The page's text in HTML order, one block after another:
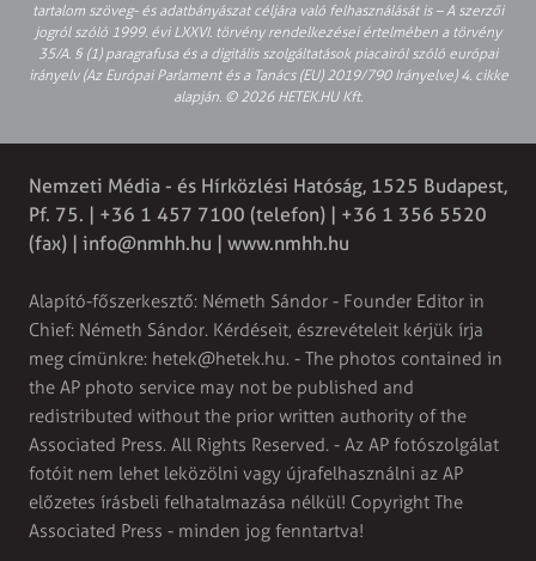
tartalom szöveg- és adatbányászat céljára való felhasználását is – A szerzői
jogról szóló 1999. évi LXXVI. törvény rendelkezései értelmében a törvény
35/A. § (1) paragrafusa és a digitális szolgáltatások piacairól szóló európai
irányelv (Az Európai Parlament és a Tanács (EU) 2019/790 Irányelve) 4. cikke
alapján. © 2026 HETEK.HU Kft.
Nemzeti Média - és Hírközlési Hatóság, 1525 Budapest,
Pf. 75. | +36 1 457 7100 (telefon) | +36 1 356 5520
(fax) | info@nmhh.hu | www.nmhh.hu
Alapító-főszerkesztő: Németh Sándor - Founder Editor in
Chief: Németh Sándor. Kérdéseit, észrevételeit kérjük írja
meg címünkre: hetek@hetek.hu. - The photos contained in
the AP photo service may not be published and
redistributed without the prior written authority of the
Associated Press. All Rights Reserved. - Az AP fotószolgálat
fotóit nem lehet leközölni vagy újrafelhasználni az AP
előzetes írásbeli felhatalmazása nélkül! Copyright The
Associated Press - minden jog fenntartva!